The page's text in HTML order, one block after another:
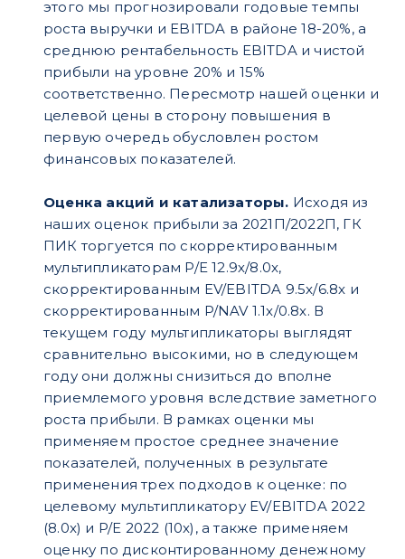
этого мы прогнозировали годовые темпы
роста выручки и EBITDA в районе 18-20%, а
среднюю рентабельность EBITDA и чистой
прибыли на уровне 20% и 15%
соответственно. Пересмотр нашей оценки и
целевой цены в сторону повышения в
первую очередь обусловлен ростом
финансовых показателей.
Оценка акций и катализаторы. Исходя из
наших оценок прибыли за 2021П/2022П, ГК
ПИК торгуется по скорректированным
мультипликаторам P/E 12.9х/8.0x,
скорректированным EV/EBITDA 9.5x/6.8x и
скорректированным P/NAV 1.1x/0.8x. В
текущем году мультипликаторы выглядят
сравнительно высокими, но в следующем
году они должны снизиться до вполне
приемлемого уровня вследствие заметного
роста прибыли. В рамках оценки мы
применяем простое среднее значение
показателей, полученных в результате
применения трех подходов к оценке: по
целевому мультипликатору EV/EBITDA 2022
(8.0x) и P/E 2022 (10x), а также применяем
оценку по дисконтированному денежному